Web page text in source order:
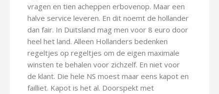
vragen en tien acheppen erbovenop. Maar een
halve service leveren. En dit noemt de hollander
dan fair. In Duitsland mag men voor 8 euro door
heel het land. Alleen Hollanders bedenken
regeltjes op regeltjes om de eigen maximale
winsten te behalen voor zichzelf. En niet voor
de klant. Die hele NS moest maar eens kapot en
failliet. Kapot is het al. Doorspekt met